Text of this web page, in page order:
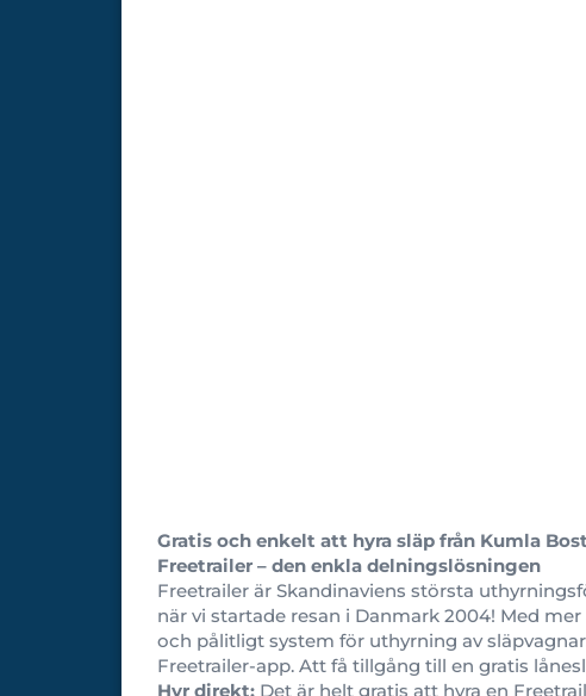
Gratis och enkelt att hyra släp från Kumla
Freetrailer – den enkla delningslösningen
Freetrailer är Skandinaviens största
när vi startade resan i Danmark 2004! Med
och pålitligt system för uthyrning av
Freetrailer-app. Att få tillgång till en gratis
Hyr direkt: Det är helt gratis att hyra en